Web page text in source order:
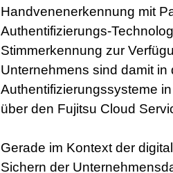
Handvenenerkennung mit
Authentifizierungs-
Stimmerkennung zur
Unternehmens sind damit
Authentifizierungssysteme
über den Fujitsu Cloud
Gerade im Kontext der
Sichern der